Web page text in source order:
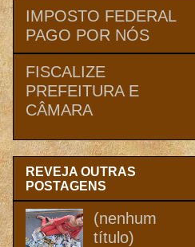
IMPOSTO FEDERAL
PAGO POR NÓS
FISCALIZE
PREFEITURA E
CÂMARA
REVEJA OUTRAS
POSTAGENS
(nenhum
título)